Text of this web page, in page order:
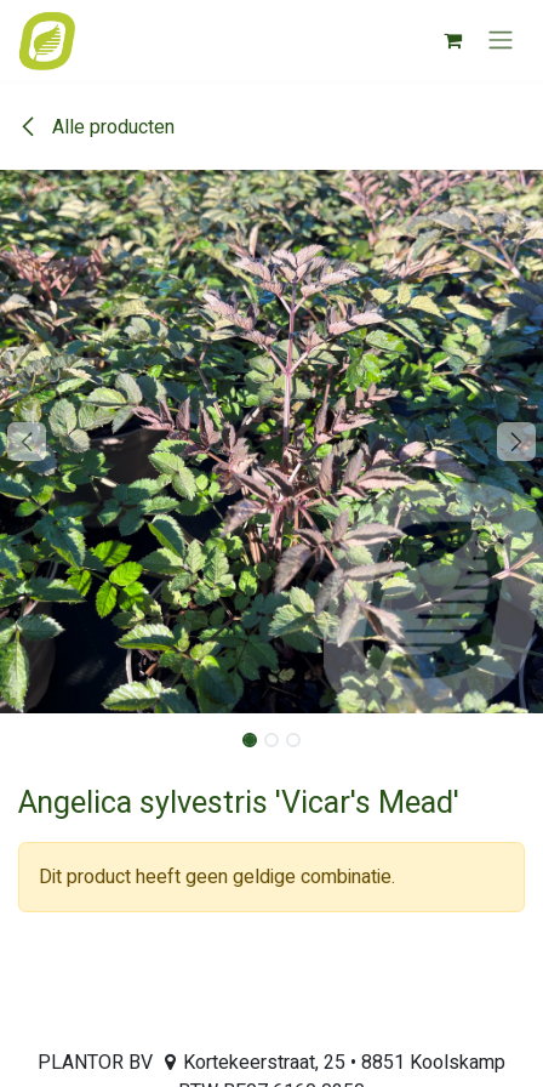
Overslaan naar inhoud
Alle producten
Angelica sylvestris 'Vicar's Mead'
Dit product heeft geen geldige combinatie.
PLANTOR BV
Kortekeerstraat, 25 • 8851 Koolskamp